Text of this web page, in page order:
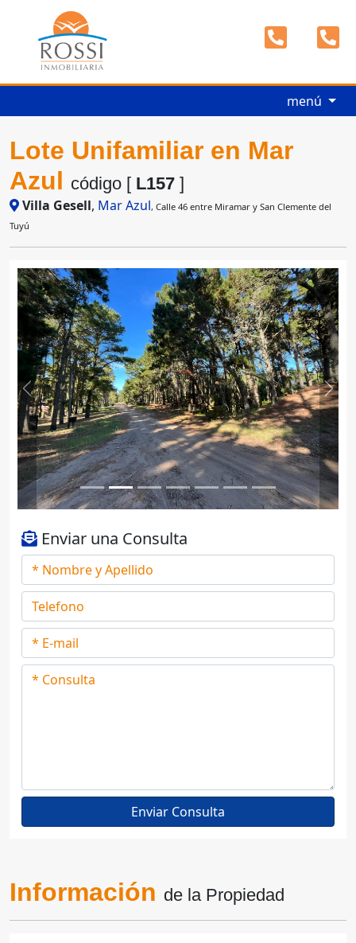
menú
Lote Unifamiliar en Mar
Azul código [ L157 ]
Villa Gesell, Mar Azul, Calle 46 entre Miramar y San Clemente del
Tuyú
Previous Next
Enviar una Consulta
Información de la Propiedad